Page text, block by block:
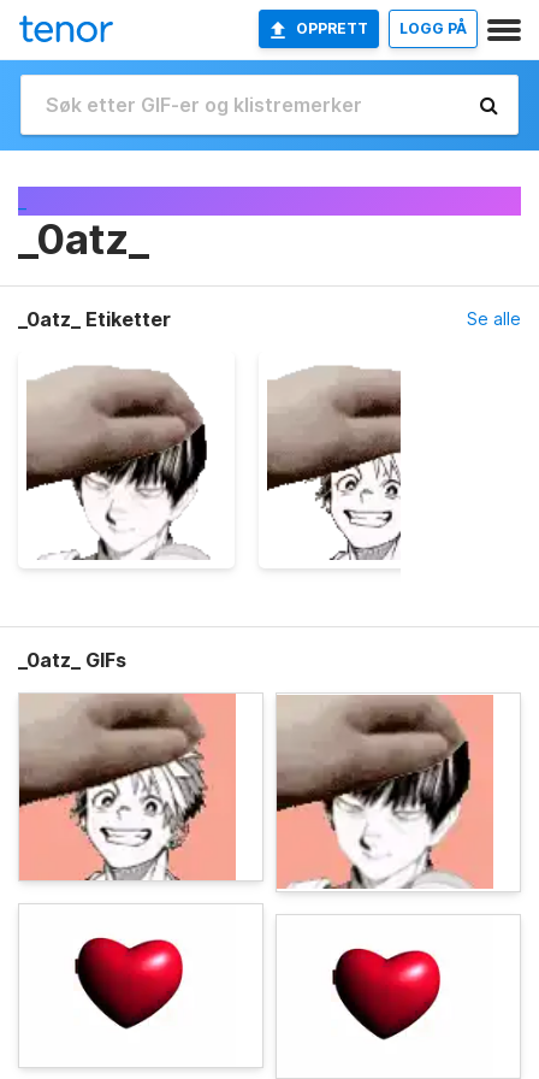
OPPRETT LOGG PÅ
_0atz_
_0atz_ Etiketter Se alle
_0atz_ GIFs